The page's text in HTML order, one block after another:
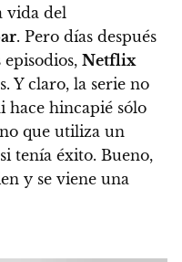
vida del
. Pero días después
Netflix
Y claro, la serie no
hace hincapié sólo
que utiliza un
tenía éxito. Bueno,
y se viene una